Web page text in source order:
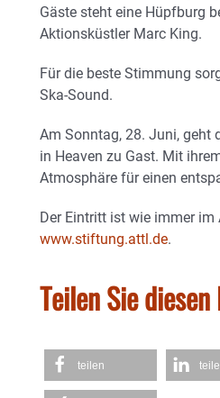
Gäste steht eine Hüpfburg
Aktionsküstler Marc King.
Für die beste Stimmung
Ska-Sound.
Am Sonntag, 28. Juni, geht
in Heaven zu Gast. Mit
Atmosphäre für einen
Der Eintritt ist wie immer
www.stiftung.attl.de.
Teilen Sie
teilen